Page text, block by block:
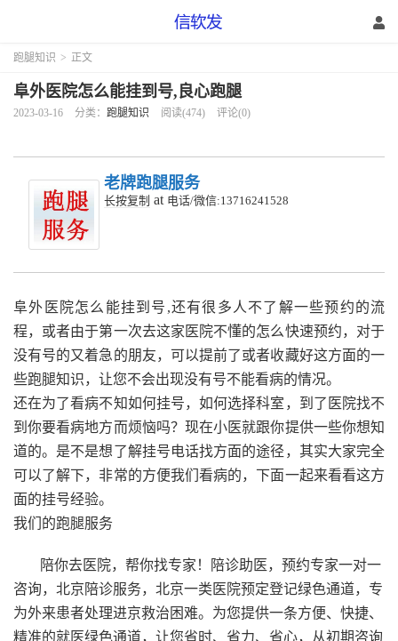
跑腿知识 > 正文
阜外医院怎么能挂到号,良心跑腿
2023-03-16 分类： 跑腿知识 阅读(474) 评论(0)
老牌跑腿服务
长按复制 at 电话/微信:13716241528
阜外医院怎么能挂到号,还有很多人不了解一些预约的流
程，或者由于第一次去这家医院不懂的怎么快速预约，对于
没有号的又着急的朋友，可以提前了或者收藏好这方面的一
些跑腿知识，让您不会出现没有号不能看病的情况。
还在为了看病不知如何挂号，如何选择科室，到了医院找不
到你要看病地方而烦恼吗？现在小医就跟你提供一些你想知
道的。是不是想了解挂号电话找方面的途径，其实大家完全
可以了解下，非常的方便我们看病的，下面一起来看看这方
面的挂号经验。
我们的跑腿服务
陪你去医院，帮你找专家！陪诊助医，预约专家一对一
咨询，北京陪诊服务，北京一类医院预定登记绿色通道，专
为外来患者处理进京救治困难。为您提供一条方便、快捷、
精准的就医绿色通道，让您省时、省力、省心，从初期咨询